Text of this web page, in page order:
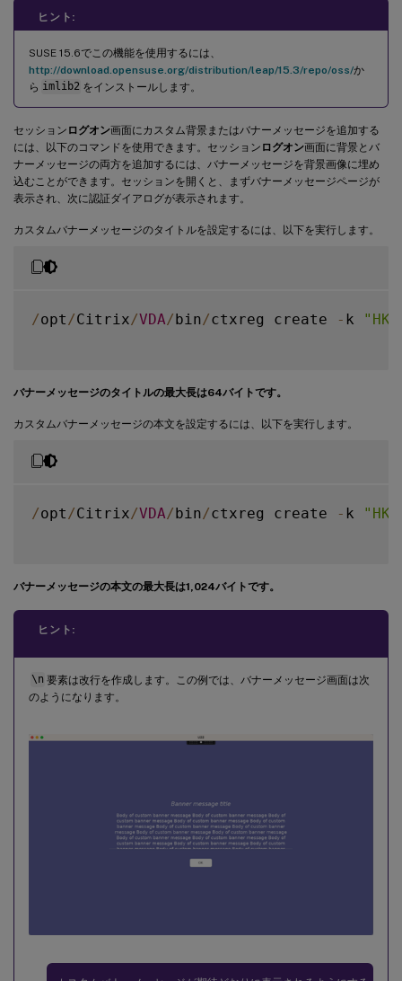
ヒント:
SUSE 15.6でこの機能を使用するには、
http://download.opensuse.org/distribution/leap/15.3/repo/oss/か
ら imlib2 をインストールします。
セッション ログオン画面にカスタム背景またはバナーメッセージを追加する
には、以下のコマンドを使用できます。セッション ログオン画面に背景とバ
ナーメッセージの両方を追加するには、バナーメッセージを背景画像に埋め
込むことができます。セッションを開くと、まずバナーメッセージページが
表示され、次に認証ダイアログが表示されます。
カスタムバナーメッセージのタイトルを設定するには、以下を実行します。
/opt /Citrix/VDA/bin/ctxreg create - k
バナーメッセージのタイトルの最大長は64バイトです。
カスタムバナーメッセージの本文を設定するには、以下を実行します。
/opt /Citrix/VDA/bin/ctxreg create - k
バナーメッセージの本文の最大長は1,024バイトです。
ヒント:
\n 要素は改行を作成します。この例では、バナーメッセージ画面は次
のようになります。